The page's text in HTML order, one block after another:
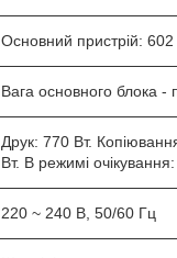
Основний пристрій:
Вага основного блока -
Друк: 770 Вт.
Вт. В режимі
220 ~ 240 В, 50/60 Гц